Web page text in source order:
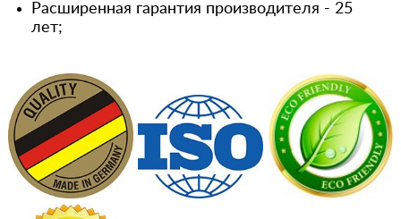
Расширенная гарантия производителя - 25
лет;